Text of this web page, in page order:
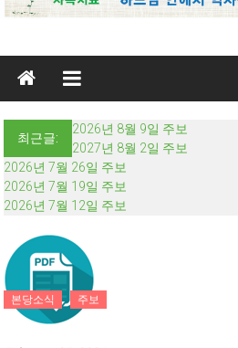
최근글:
2026년 8월 9일 주보
2027년 8월 2일 주보
2026년 7월 26일 주보
2026년 7월 19일 주보
2026년 7월 12일 주보
본당소식 주보